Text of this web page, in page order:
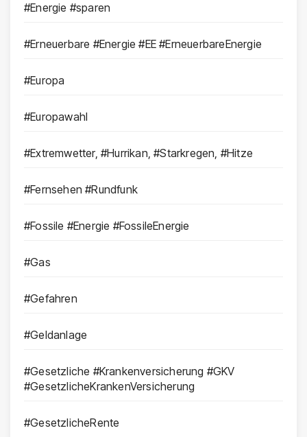
#Energie #sparen
#Erneuerbare #Energie #EE #ErneuerbareEnergie
#Europa
#Europawahl
#Extremwetter, #Hurrikan, #Starkregen, #Hitze
#Fernsehen #Rundfunk
#Fossile #Energie #FossileEnergie
#Gas
#Gefahren
#Geldanlage
#Gesetzliche #Krankenversicherung #GKV
#GesetzlicheKrankenVersicherung
#GesetzlicheRente